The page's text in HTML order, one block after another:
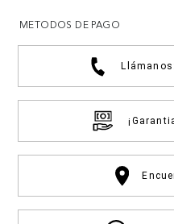
METODOS DE PAGO